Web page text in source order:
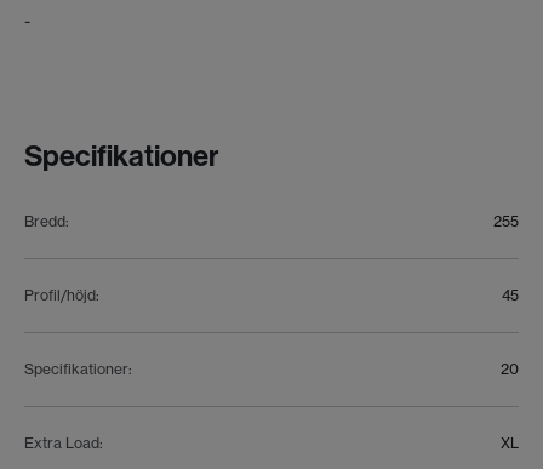
-
Specifikationer
Bredd: 255
Profil/höjd: 45
Specifikationer: 20
Extra Load: XL